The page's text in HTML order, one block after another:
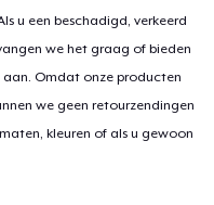
u een beschadigd, verkeerd
we het graag of bieden
Omdat onze producten
we geen retourzendingen
kleuren of als u gewoon